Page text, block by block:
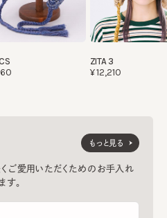
ZITA 3
¥12,210
ご愛用いただくためのお手入れ
す。
もっと見る